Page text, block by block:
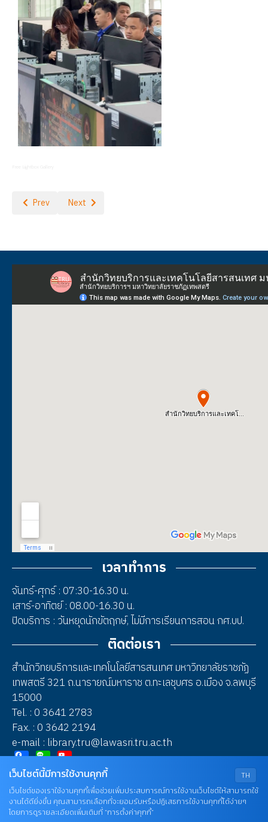
Previous article: บริการวิชาการการดำเนินงานห้องสมุด ณ โรงเรียนอ
Prev Next article: กิจกรรม "Reuse ให้ชิค พลาสติกสุดปัง"
Next
เวลาทำการ
จันทร์-ศุกร์ : 07:30-16.30 น.
เสาร์-อาทิตย์ : 08.00-16.30 น.
ปิดบริการ : วันหยุดนักขัตฤกษ์, ไม่มีการเรียนการสอน กศ.บป.
ติดต่อเรา
สำนักวิทยบริการและเทคโนโลยีสารสนเทศ มหาวิทยาลัยราชภัฏ
เทพสตรี 321 ถ.นารายณ์มหาราช ต.ทะเลชุบศร อ.เมือง จ.ลพบุรี
15000
Tel. : 0 3641 2783
Fax. : 0 3642 2194
e-mail : library.tru@lawasri.tru.ac.th
Facebook
Line YouTube
2023 © Thepsatri Rajabhat University
TH
เว็บไซต์นี้มีการใช้งานคุกกี้
เว็บไซต์ของเราใช้งานคุกกี้เพื่อช่วยเพิ่มประสบการณ์การใช้งานเว็บไซต์ให้สามารถใช้
งานได้ดียิ่งขึ้น คุณสามารถเลือกที่จะยอมรับหรือปฏิเสธการใช้งานคุกกี้ได้ง่ายๆ
โดยการดูรายละเอียดเพิ่มเติมที่ “การตั้งค่าคุกกี้”